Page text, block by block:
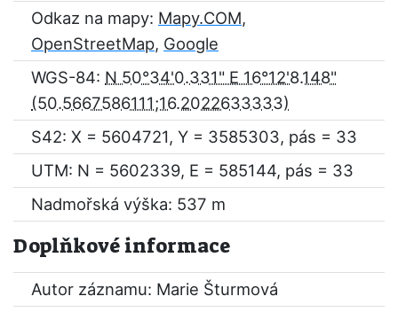
Odkaz na mapy: Mapy.COM,
OpenStreetMap, Google
WGS-84: N 50°34'0.331" E 16°12'8.148"
S42: X = 5604721, Y = 3585303, pás = 33
UTM: N = 5602339, E = 585144, pás = 33
Nadmořská výška: 537 m
Doplňkové informace
Autor záznamu: Marie Šturmová